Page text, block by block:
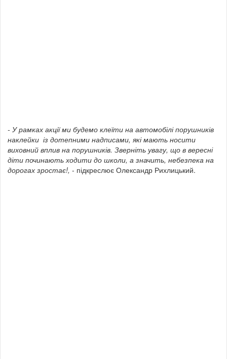
- У рамках акції ми будемо клеїти на автомобілі порушників
наклейки із дотепними надписами, які мають носити
виховний вплив на порушників. Зверніть увагу, що в вересні
діти починають ходити до школи, а значить, небезпека на
дорогах зростає!, - підкреслює Олександр Рихлицький.